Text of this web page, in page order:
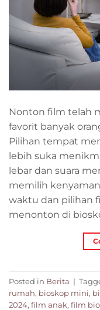
Nonton film telah
favorit banyak
Pilihan tempat
lebih suka
lebar dan suara
memilih
waktu dan pilihan
menonton di
Posted in Berita |
rumah, bioskop mini,
2024, film anak, film